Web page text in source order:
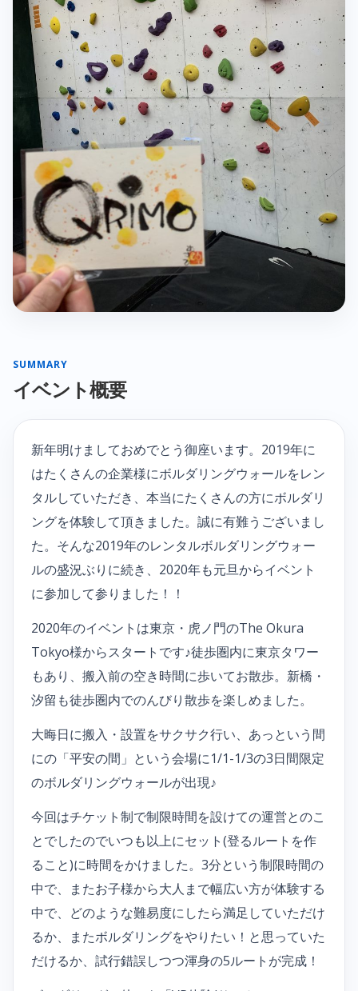
SUMMARY
イベント概要
新年明けましておめでとう御座います。2019年に
はたくさんの企業様にボルダリングウォールをレン
タルしていただき、本当にたくさんの方にボルダリ
ングを体験して頂きました。誠に有難うございまし
た。そんな2019年のレンタルボルダリングウォー
ルの盛況ぶりに続き、2020年も元旦からイベント
に参加して参りました！！
2020年のイベントは東京・虎ノ門のThe Okura
Tokyo様からスタートです♪徒歩圏内に東京タワー
もあり、搬入前の空き時間に歩いてお散歩。新橋・
汐留も徒歩圏内でのんびり散歩を楽しめました。
大晦日に搬入・設置をサクサク行い、あっという間
にの「平安の間」という会場に1/1-1/3の3日間限定
のボルダリングウォールが出現♪
今回はチケット制で制限時間を設けての運営とのこ
とでしたのでいつも以上にセット(登るルートを作
ること)に時間をかけました。3分という制限時間の
中で、またお子様から大人まで幅広い方が体験する
中で、どのような難易度にしたら満足していただけ
るか、またボルダリングをやりたい！と思っていた
だけるか、試行錯誤しつつ渾身の5ルートが完成！